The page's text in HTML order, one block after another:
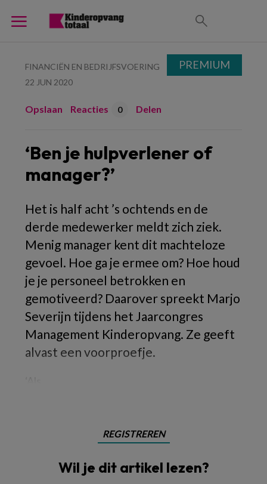
FINANCIËN EN BEDRIJFSVOERING
22 JUN 2020
Opslaan Reacties 0 Delen
‘Ben je hulpverlener of
manager?’
Het is half acht ’s ochtends en de
derde medewerker meldt zich ziek.
Menig manager kent dit machteloze
gevoel. Hoe ga je ermee om? Hoe houd
je je personeel betrokken en
gemotiveerd? Daarover spreekt Marjo
Severijn tijdens het Jaarcongres
Management Kinderopvang. Ze geeft
alvast een voorproefje.
REGISTREREN
Wil je dit artikel lezen?
PREMIUM